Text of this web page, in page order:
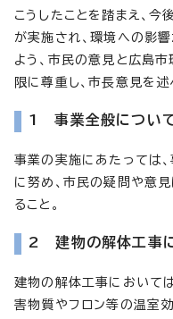
こうしたことを踏まえ、
が実施され、環境への影
よう、市民の意見と広島
限に尊重し、市長意見を述
1 事業全般につい
事業の実施にあたっては
に努め、市民の疑問や意
ること。
2 建物の解体工事
建物の解体工事において
害物質やフロン等の温室